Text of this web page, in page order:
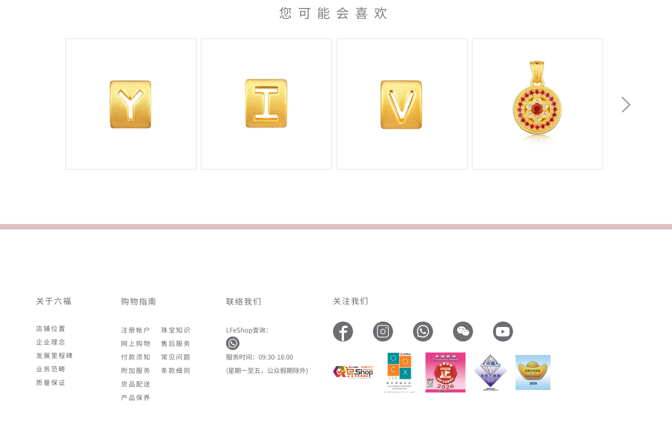
您可能会喜欢
关于六福
店铺位置
企业理念
发展里程碑
业务范畴
质量保证
购物指南
注册帐户
网上购物
付款须知
附加服务
货品配送
产品保养
珠宝知识
售后服务
常见问题
条款细则
联络我们
LFeShop查询：
服务时间：09:30-18:00
(星期一至五，公众假期除外)
关注我们